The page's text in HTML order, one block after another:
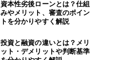
資本性劣後ローンとは？仕組
みやメリット、審査のポイン
トを分かりやすく解説
投資と融資の違いとは？メリ
ット・デメリットや判断基準